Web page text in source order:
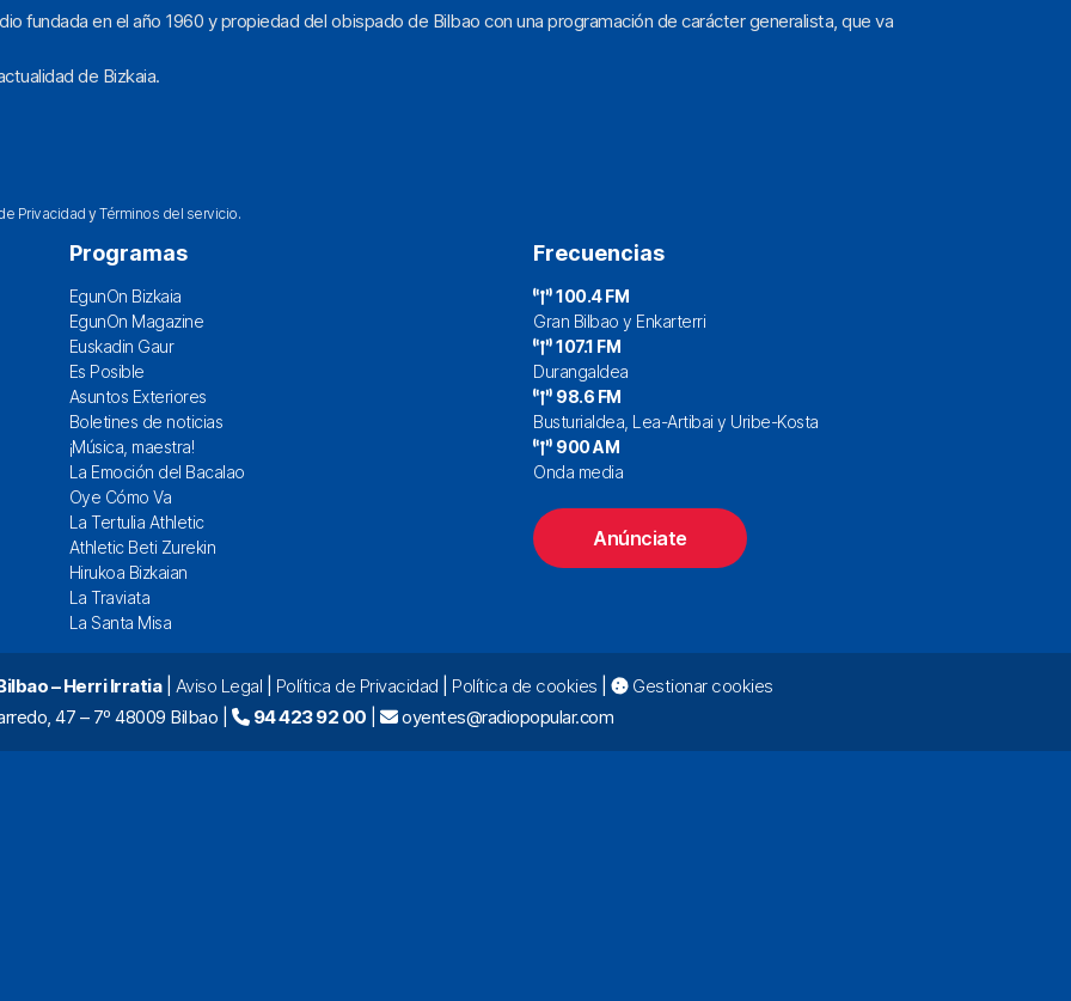
fundada en el año 1960 y propiedad del obispado de Bilbao con una programación de carácter generalista, que va
de Bizkaia.
PrivacidadyTérminos del servicio.
Programas
EgunOn Bizkaia
EgunOn Magazine
Euskadin Gaur
Es Posible
Asuntos Exteriores
Boletines de noticias
¡Música, maestra!
La Emoción del Bacalao
Oye Cómo Va
La Tertulia Athletic
Athletic Beti Zurekin
Hirukoa Bizkaian
La Traviata
La Santa Misa
Frecuencias
100.4 FM
Gran Bilbao y Enkarterri
107.1 FM
Durangaldea
98.6 FM
Busturialdea, Lea-Artibai y Uribe-Kosta
900 AM
Onda media
Anúnciate
– Herri Irratia| Aviso Legal Política de Privacidad Política de cookies
Gestionar cookies
47 – 7º 48009 Bilbao |
94 423 92 00 | oyentes@radiopopular.com